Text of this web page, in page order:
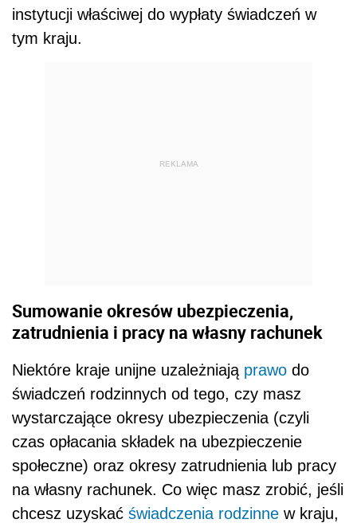
instytucji właściwej do wypłaty świadczeń w
tym kraju.
REKLAMA
Sumowanie okresów ubezpieczenia,
zatrudnienia i pracy na własny rachunek
Niektóre kraje unijne uzależniają prawo do
świadczeń rodzinnych od tego, czy masz
wystarczające okresy ubezpieczenia (czyli
czas opłacania składek na ubezpieczenie
społeczne) oraz okresy zatrudnienia lub pracy
na własny rachunek. Co więc masz zrobić, jeśli
chcesz uzyskać świadczenia rodzinne w kraju,